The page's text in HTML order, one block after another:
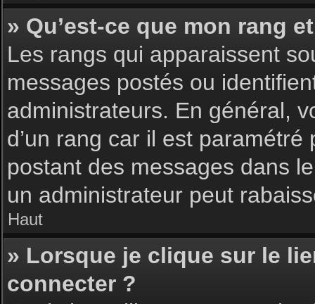
» Qu’est-ce que mon rang
Les rangs qui apparaissent
messages postés ou
administrateurs. En général,
d’un rang car il est
postant des messages dans
un administrateur peut
Haut
» Lorsque je clique sur le
connecter ?